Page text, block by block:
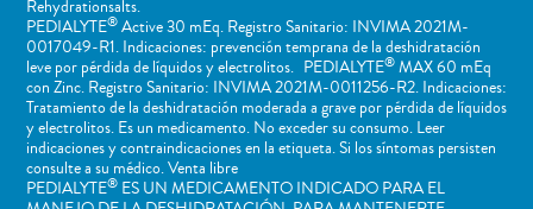
Rehydrationsalts.
PEDIALYTE®Active 30 mEq. Registro Sanitario: INVIMA 2021M-
0017049-R1. Indicaciones: prevención temprana de la deshidratación
leve por pérdida de líquidos y electrolitos. PEDIALYTE®MAX 60 mEq
con Zinc. Registro Sanitario: INVIMA 2021M-0011256-R2. Indicaciones:
Tratamiento de la deshidratación moderada a grave por pérdida de líquidos
y electrolitos. Es un medicamento. No exceder su consumo. Leer
indicaciones y contraindicaciones en la etiqueta. Si los síntomas persisten
consulte a su médico. Venta libre
PEDIALYTE®ES UN MEDICAMENTO INDICADO PARA EL